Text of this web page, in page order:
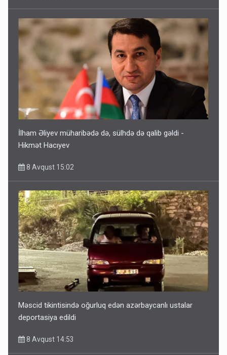
İlham Əliyev müharibədə də, sülhdə də qalib gəldi -
Hikmət Hacıyev
8 Avqust 15:02
Məscid tikintisində oğurluq edən azərbaycanlı ustalar
deportasiya edildi
8 Avqust 14:53